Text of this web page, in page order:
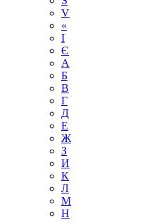
V
«
І
Є
А
Б
В
Г
Д
Е
Ж
З
И
К
Л
М
Н